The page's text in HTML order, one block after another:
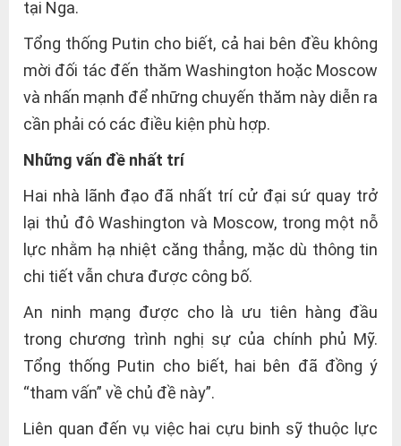
tại Nga.
Tổng thống Putin cho biết, cả hai bên đều không
mời đối tác đến thăm Washington hoặc Moscow
và nhấn mạnh để những chuyến thăm này diễn ra
cần phải có các điều kiện phù hợp.
Những vấn đề nhất trí
Hai nhà lãnh đạo đã nhất trí cử đại sứ quay trở
lại thủ đô Washington và Moscow, trong một nỗ
lực nhằm hạ nhiệt căng thẳng, mặc dù thông tin
chi tiết vẫn chưa được công bố.
An ninh mạng được cho là ưu tiên hàng đầu
trong chương trình nghị sự của chính phủ Mỹ.
Tổng thống Putin cho biết, hai bên đã đồng ý
“tham vấn” về chủ đề này”.
Liên quan đến vụ việc hai cựu binh sỹ thuộc lực